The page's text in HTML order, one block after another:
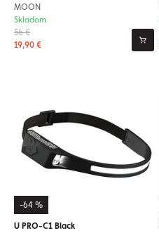
MOON
56 €
19,90 €
Skladom
-64 %
U PRO-C1 Black